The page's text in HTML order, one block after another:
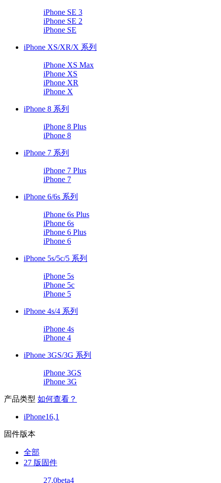
iPhone SE 3
iPhone SE 2
iPhone SE
iPhone XS/XR/X 系列
iPhone XS Max
iPhone XS
iPhone XR
iPhone X
iPhone 8 系列
iPhone 8 Plus
iPhone 8
iPhone 7 系列
iPhone 7 Plus
iPhone 7
iPhone 6/6s 系列
iPhone 6s Plus
iPhone 6s
iPhone 6 Plus
iPhone 6
iPhone 5s/5c/5 系列
iPhone 5s
iPhone 5c
iPhone 5
iPhone 4s/4 系列
iPhone 4s
iPhone 4
iPhone 3GS/3G 系列
iPhone 3GS
iPhone 3G
产品类型 如何查看？
iPhone16,1
固件版本
全部
27 版固件
27.0beta4